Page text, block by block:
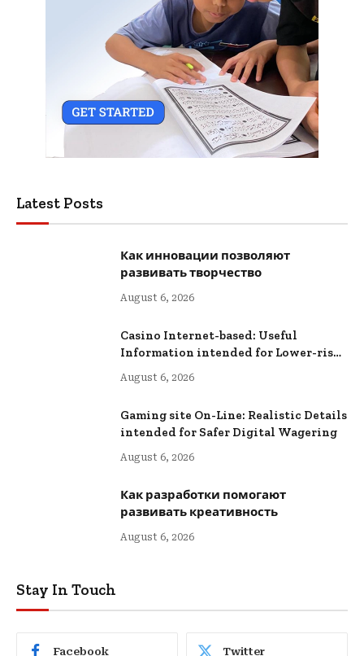
Latest Posts
Как инновации позволяют
развивать творчество
August 6, 2026
Casino Internet-based: Useful
Information intended for Lower-risk
Online Wagering
August 6, 2026
Gaming site On-Line: Realistic Details
intended for Safer Digital Wagering
August 6, 2026
Как разработки помогают
развивать креативность
August 6, 2026
Stay In Touch
Facebook Twitter